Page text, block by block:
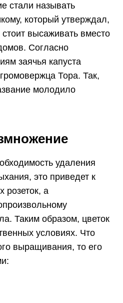
стали называть
который утверждал,
стоит высаживать вместо
Согласно
заячья капуста
Тора. Так,
молодило
удаления
это приведет к
розеток, а
Таким образом, цветок
условиях. Что
выращивания, то его